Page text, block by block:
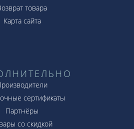
товара
Карта сайта
сертификаты
Партнёры
со скидкой